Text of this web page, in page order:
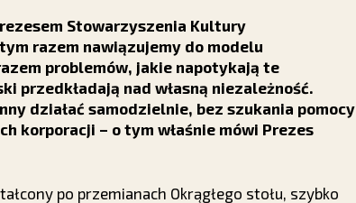
Stowarzyszenia Kultury
razem nawiązujemy do modelu
problemów, jakie napotykają te
przedkładają nad własną niezależność.
działać samodzielnie, bez szukania pomocy
korporacji – o tym właśnie mówi Prezes
po przemianach Okrągłego stołu, szybko